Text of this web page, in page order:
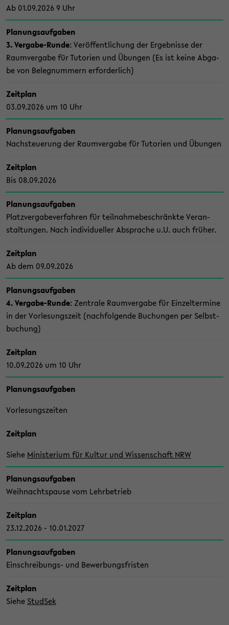
Ab 01.09.2026 9 Uhr
Pla­nungs­auf­ga­ben
3. Vergabe-​Runde: Ver­öf­fent­li­chung der Er­geb­nis­se der
Raum­ver­ga­be für Tu­to­ri­en und Übun­gen (Es ist keine Ab­ga­
be von Be­leg­num­mern er­for­der­lich)
Zeit­plan
03.09.2026 um 10 Uhr
Pla­nungs­auf­ga­ben
Nach­steue­rung der Raum­ver­ga­be für Tu­to­ri­en und Übun­gen
Zeit­plan
Bis 08.09.2026
Pla­nungs­auf­ga­ben
Platz­ver­ga­be­ver­fah­ren für teil­nah­me­be­schränk­te Ver­an­
stal­tun­gen. Nach in­di­vi­du­el­ler Ab­spra­che u.U. auch frü­her.
Zeit­plan
Ab dem 09.09.2026
Pla­nungs­auf­ga­ben
4. Vergabe-​Runde: Zen­tra­le Raum­ver­ga­be für Ein­zel­ter­mi­ne
in der Vor­le­sungs­zeit (nach­fol­gen­de Bu­chun­gen per Selbst­
bu­chung)
Zeit­plan
10.09.2026 um 10 Uhr
Pla­nungs­auf­ga­ben
Vor­le­sungs­zei­ten
Zeit­plan
Siehe Mi­nis­te­ri­um für Kul­tur und Wis­sen­schaft NRW
Pla­nungs­auf­ga­ben
Weih­nachts­pau­se vom Lehr­be­trieb
Zeit­plan
23.12.2026 - 10.01.2027
Pla­nungs­auf­ga­ben
Einschreibungs-​ und Be­wer­bungs­fris­ten
Zeit­plan
Siehe Stud­Sek